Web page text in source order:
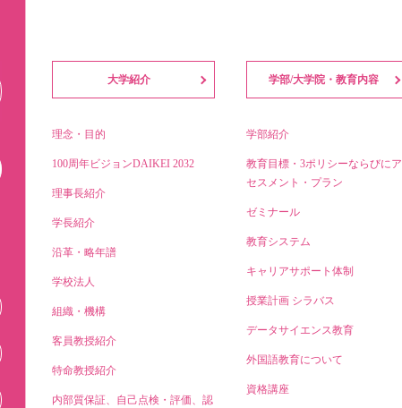
大学紹介
理念・目的
100周年ビジョンDAIKEI 2032
理事長紹介
学長紹介
沿革・略年譜
学校法人
組織・機構
客員教授紹介
特命教授紹介
内部質保証、自己点検・評価、認
学部/大学院・教育内容
学部紹介
教育目標・3ポリシーならびにア
セスメント・プラン
ゼミナール
教育システム
キャリアサポート体制
授業計画 シラバス
データサイエンス教育
外国語教育について
資格講座